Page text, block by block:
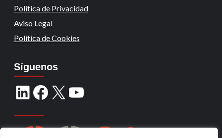
Política de Privacidad
Aviso Legal
Política de Cookies
Síguenos